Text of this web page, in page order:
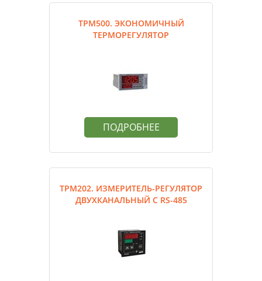
ТРМ500. ЭКОНОМИЧНЫЙ
ТЕРМОРЕГУЛЯТОР
ПОДРОБНЕЕ
ТРМ202. ИЗМЕРИТЕЛЬ-РЕГУЛЯТОР
ДВУХКАНАЛЬНЫЙ С RS-485